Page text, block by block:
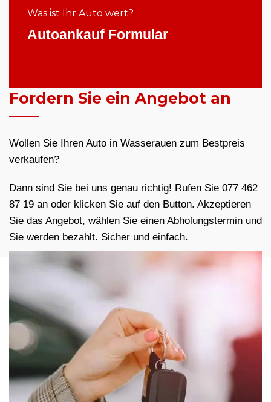
Was ist Ihr Auto wert?
Autoankauf Formular
Fordern Sie ein Angebot an
Wollen Sie Ihren Auto in Wasserauen zum Bestpreis
verkaufen?
Dann sind Sie bei uns genau richtig! Rufen Sie 077 462
87 19 an oder klicken Sie auf den Button. Akzeptieren
Sie das Angebot, wählen Sie einen Abholungstermin und
Sie werden bezahlt. Sicher und einfach.